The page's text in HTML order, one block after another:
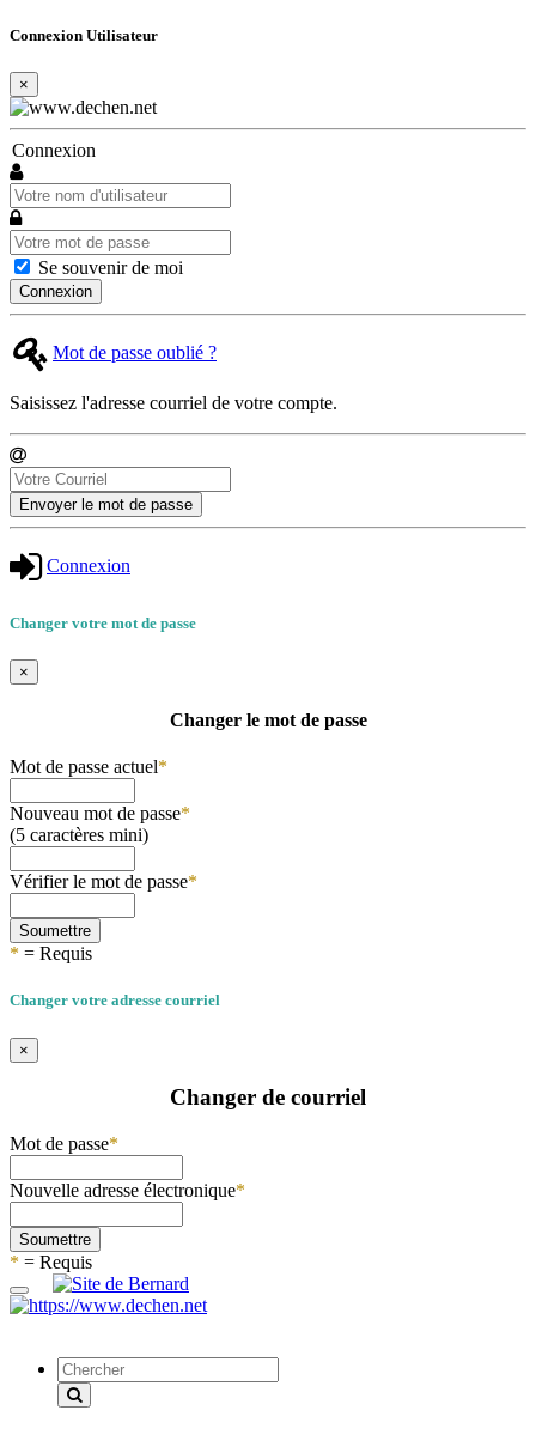
Connexion Utilisateur
×
Connexion
Se souvenir de moi
Connexion
Mot de passe oublié ?
Saisissez l'adresse courriel de votre compte.
Envoyer le mot de passe
Connexion
Changer votre mot de passe
×
Changer le mot de passe
Mot de passe actuel*
Nouveau mot de passe*
(5 caractères mini)
Vérifier le mot de passe*
Soumettre
* = Requis
Changer votre adresse courriel
×
Changer de courriel
Mot de passe*
Nouvelle adresse électronique*
Soumettre
* = Requis